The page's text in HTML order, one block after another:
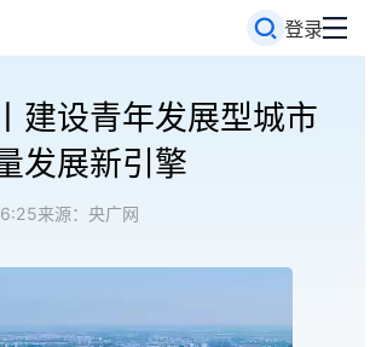
登录
建设青年发展型城市
发展新引擎
来源：央广网